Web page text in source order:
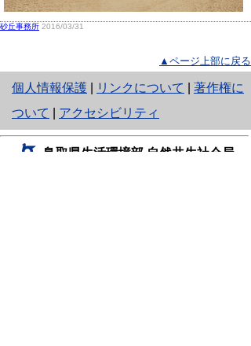
砂丘事務所 2016/03/31
▲ページ上部に戻る
個人情報保護
と
り
ネ
リンクについて
著作権に
ついて
アクセシビリティ
鳥取県生活環境部 自然共生社会局